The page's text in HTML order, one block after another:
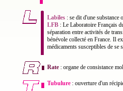
Labiles : se dit d'une substance
LFB : Le Laboratoire Français
séparation entre activités de
bénévole collecté en France. Il
médicaments susceptibles de se
Rate : organe de consistance
Tubulure : ouverture d'un